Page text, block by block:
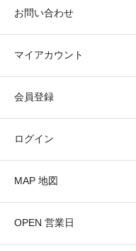
お問い合わせ
マイアカウント
会員登録
ログイン
MAP 地図
OPEN 営業日